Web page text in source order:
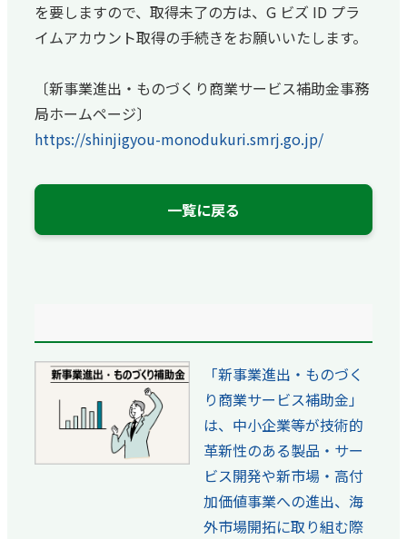
を要しますので、取得未了の方は、G ビズ ID プラ
イムアカウント取得の手続きをお願いいたします。
〔新事業進出・ものづくり商業サービス補助金事務
局ホームページ〕
https://shinjigyou-monodukuri.smrj.go.jp/
一覧に戻る
「新事業進出・ものづく
り商業サービス補助金」
は、中小企業等が技術的
革新性のある製品・サー
ビス開発や新市場・高付
加価値事業への進出、海
外市場開拓に取り組む際